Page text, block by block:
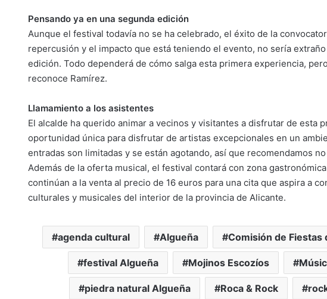
Pensando ya en una segunda edición
Aunque el festival todavía no se ha celebrado, el éxito de la
repercusión y el impacto que está teniendo el evento, no sería
edición. Todo dependerá de cómo salga esta primera experiencia,
reconoce Ramírez.
Llamamiento a los asistentes
El alcalde ha querido animar a vecinos y visitantes a disfrutar de esta
oportunidad única para disfrutar de artistas excepcionales en un
entradas son limitadas y se están agotando, así que recomendamos
Además de la oferta musical, el festival contará con zona
continúan a la venta al precio de 16 euros para una cita que aspira a
culturales y musicales del interior de la provincia de Alicante.
agenda cultural Algueña Comisión de Fiestas
festival Algueña Mojinos Escozíos
piedra natural Algueña Roca & Rock